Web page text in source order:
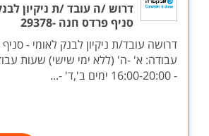
דרוש /ה עובד /ת ניקיון
סניף פרדס חנה -29378
דרושה עובד/ת ניקיון לבנק לאומי -
עבודה: א' -ה' (ללא ימי שישי) שעות
- 16:00-20:00 ימים ב',ד' -...